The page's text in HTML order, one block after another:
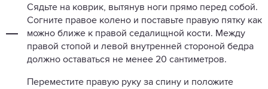
Сядьте на коврик, вытянув ноги прямо перед собой.
Согните правое колено и поставьте правую пятку как
можно ближе к правой седалищной кости. Между
правой стопой и левой внутренней стороной бедра
должно оставаться не менее 20 сантиметров.
Переместите правую руку за спину и положите